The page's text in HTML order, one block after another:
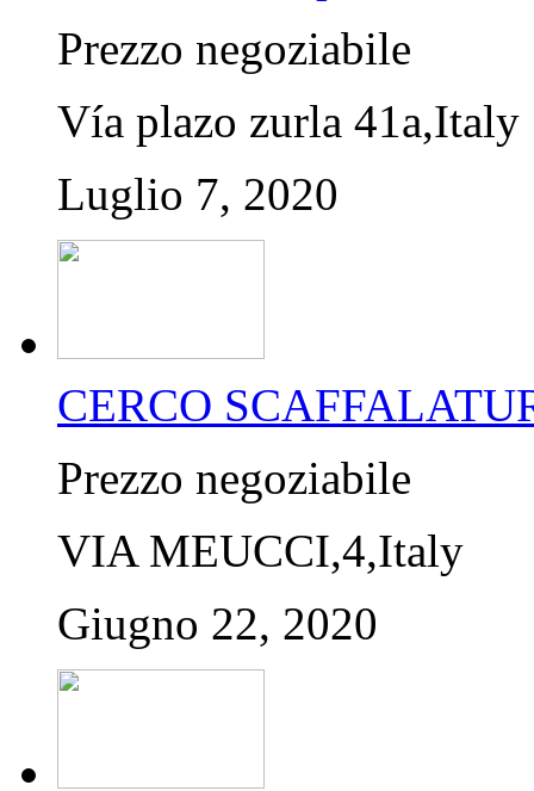
Prezzo negoziabile
Vía plazo zurla 41a,Italy
Luglio 7, 2020
CERCO
Prezzo negoziabile
VIA MEUCCI,4,Italy
Giugno 22, 2020